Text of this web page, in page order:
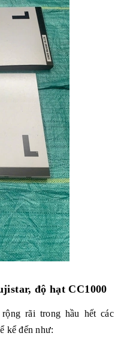
độ hạt CC1000
rãi trong hầu hết các
kể đến như: